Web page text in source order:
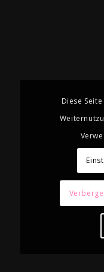
Diese